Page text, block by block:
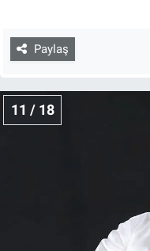
Paylaş
11 / 18